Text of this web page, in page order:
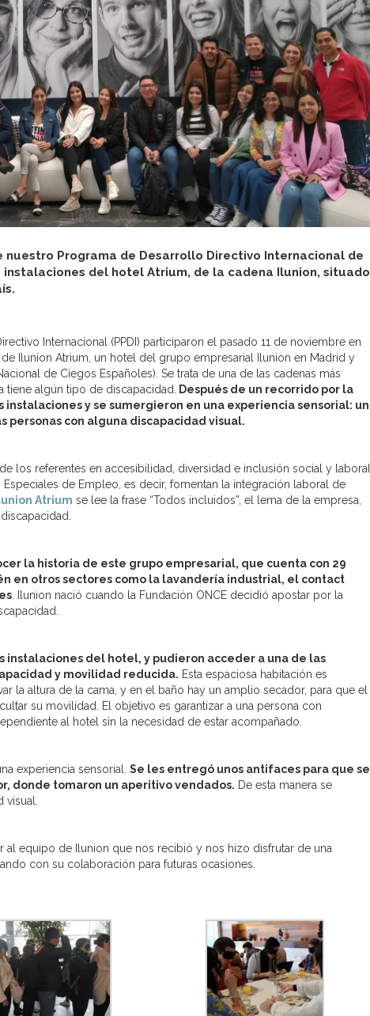
nuestro Programa de Desarrollo Directivo Internacional de
del hotel Atrium, de la cadena Ilunion, situado
Internacional (PPDI) participaron el pasado 11 de noviembre en
Ilunion Atrium, un hotel del grupo empresarial Ilunion en Madrid y
de Ciegos Españoles). Se trata de una de las cadenas más
algún tipo de discapacidad.
Después de un recorrido por la
y se sumergieron en una experiencia sensorial: un
personas con alguna discapacidad visual.
los referentes en accesibilidad, diversidad e inclusión social y laboral,
de Empleo, es decir, fomentan la integración laboral de
Ilunion Atrium se lee la frase “Todos incluidos”, el lema de la empresa,
la historia de este grupo empresarial, que cuenta con 29
en otros sectores como la lavandería industrial, el contact
. Ilunion nació cuando la Fundación ONCE decidió apostar por la
instalaciones del hotel, y pudieron acceder a una de las
y movilidad reducida. Esta espaciosa habitación es
la altura de la cama, y en el baño hay un amplio secador, para que el
su movilidad. El objetivo es garantizar a una persona con
al hotel sin la necesidad de estar acompañado.
experiencia sensorial. Se les entregó unos antifaces para que se
donde tomaron un aperitivo vendados. De esta manera se
al equipo de Ilunion que nos recibió y nos hizo disfrutar de una
con su colaboración para futuras ocasiones.